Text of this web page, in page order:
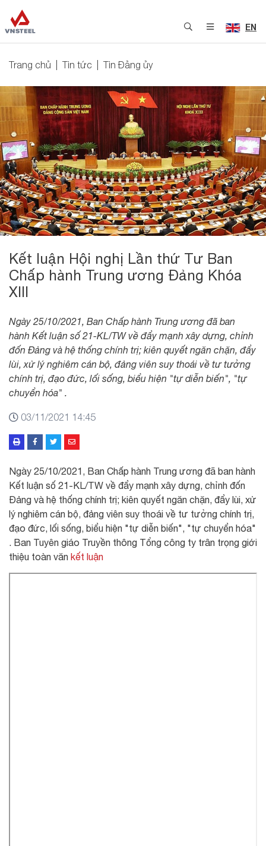
EN
Trang chủ Tin tức Tin Đảng ủy
Kết luận Hội nghị Lần thứ Tư Ban
Chấp hành Trung ương Đảng Khóa
XIII
Ngày 25/10/2021, Ban Chấp hành Trung ương đã ban
hành Kết luận số 21-KL/TW về đẩy mạnh xây dựng, chỉnh
đốn Đảng và hệ thống chính trị; kiên quyết ngăn chặn, đẩy
lùi, xử lý nghiêm cán bộ, đảng viên suy thoái về tư tưởng
chính trị, đạo đức, lối sống, biểu hiện "tự diễn biến", "tự
chuyển hóa" .
03/11/2021 14:45
Ngày 25/10/2021, Ban Chấp hành Trung ương đã ban hành
Kết luận số 21-KL/TW về đẩy mạnh xây dựng, chỉnh đốn
Đảng và hệ thống chính trị; kiên quyết ngăn chặn, đẩy lùi, xử
lý nghiêm cán bộ, đảng viên suy thoái về tư tưởng chính trị,
đạo đức, lối sống, biểu hiện "tự diễn biến", "tự chuyển hóa"
. Ban Tuyên giáo Truyền thông Tổng công ty trân trọng giới
thiệu toàn văn kết luận